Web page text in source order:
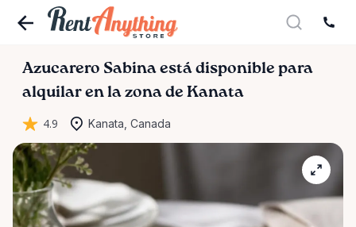
Azucarero Sabina está disponible para
alquilar en la zona de Kanata
4.9 Kanata, Canada